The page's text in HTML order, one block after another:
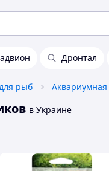
Дронтал
рыб
в Украине